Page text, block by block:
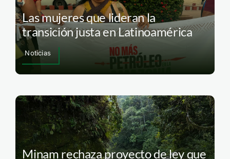
Las mujeres que lideran la
transición justa en Latinoamérica
Noticias
Minam rechaza proyecto de ley que